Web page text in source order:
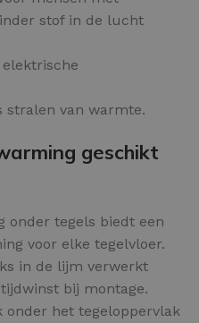
stof in de lucht
stralen van warmte.
geschikt
onder tegels biedt een
voor elke tegelvloer.
in de lijm verwerkt
bij montage.
onder het tegeloppervlak